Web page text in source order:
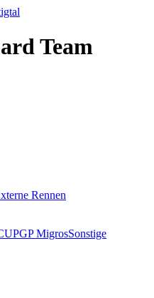
Team
Rennen
GP MigrosSonstige